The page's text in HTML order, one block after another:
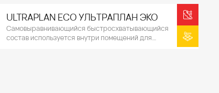
ULTRAPLAN ECO УЛЬТРАПЛАН ЭКО
Самовыравнивающийся быстросхватывающийся
состав используется внутри помещений для